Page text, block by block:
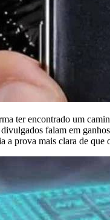
ter encontrado um
falam em
a prova mais clara de